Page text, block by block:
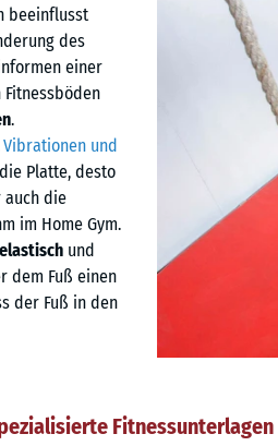
beeinflusst
des
einer
Fitnessböden
.
Vibrationen und
Platte, desto
auch die
im Home Gym.
und
dem Fuß einen
der Fuß in den
Fitnessunterlagen